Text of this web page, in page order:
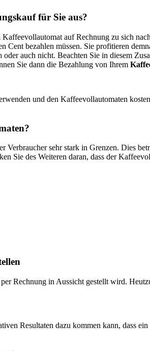
für Sie aus?
auf Rechnung zu sich
bezahlen müssen. Sie profitieren
auch nicht. Beachten Sie in diesem
Sie dann die Bezahlung von Ihrem
und den Kaffeevollautomaten
sehr stark in Grenzen. Dies
Sie des Weiteren daran, dass der
Rechnung in Aussicht gestellt wird.
Resultaten dazu kommen kann, dass